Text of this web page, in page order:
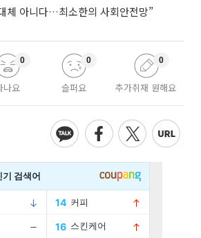
체 아니다…최소한의 사회안전망”
나요
0
슬퍼요
0
추가취재 원해요
0